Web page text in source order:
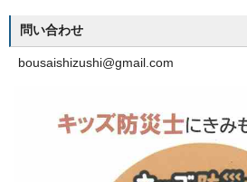
問い合わせ
bousaishizushi@gmail.com